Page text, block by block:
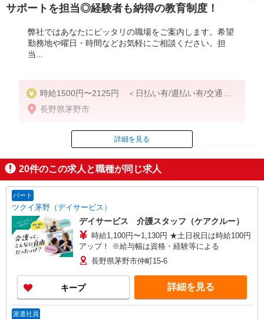
サポートを担当◎経験者も納得の教育制度！
弊社ではあなたにピッタリの職場をご案内します。希望
勤務地や曜日・時間などお気軽にご相談ください。担
当...
時給1500円〜2125円 ＜日払い有/週払い有/交通費
全支給(ガソリン代含む)＞
長野県茅野市
ID：AE0527649116
掲載期間終了
詳細を見る
20件のこの求人と職種が同じ求人
パート
ツクイ茅野（デイサービス）
デイサービス 介護スタッフ（ケアクルー）
時給1,100円〜1,130円 ★土日祝日は時給100円
アップ！ ※給与幅は資格・経験等による
長野県茅野市仲町15-6
キープ 詳細を見る
派遣社員